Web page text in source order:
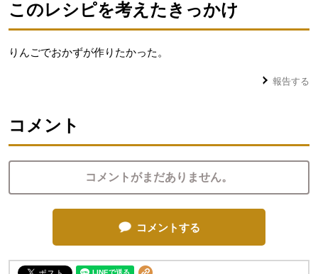
このレシピを考えたきっかけ
りんごでおかずが作りたかった。
報告する
コメント
コメントがまだありません。
コメントする